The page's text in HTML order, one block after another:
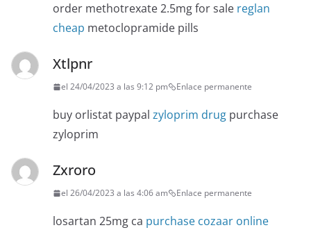
order methotrexate 2.5mg for sale reglan
cheap metoclopramide pills
Xtlpnr
el 24/04/2023 a las 9:12 pm Enlace permanente
buy orlistat paypal zyloprim drug purchase
zyloprim
Zxroro
el 26/04/2023 a las 4:06 am Enlace permanente
losartan 25mg ca purchase cozaar online